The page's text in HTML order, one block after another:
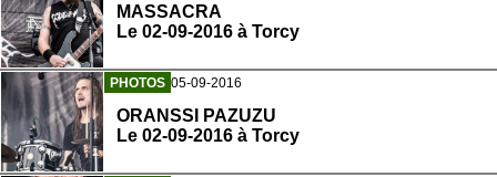
MASSACRA
Le 02-09-2016 à Torcy
PHOTOS 05-09-2016
ORANSSI PAZUZU
Le 02-09-2016 à Torcy